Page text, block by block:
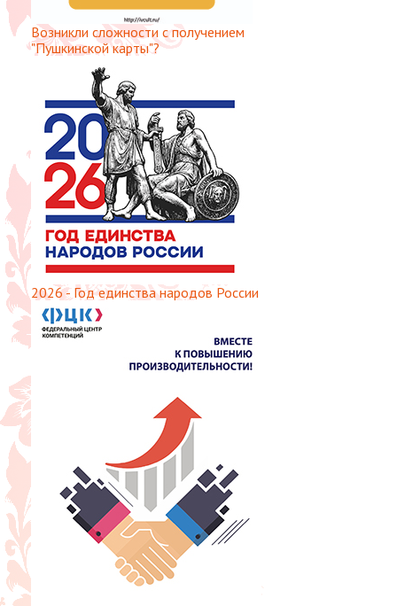
Возникли сложности с получением
"Пушкинской карты"?
2026 - Год единства народов России